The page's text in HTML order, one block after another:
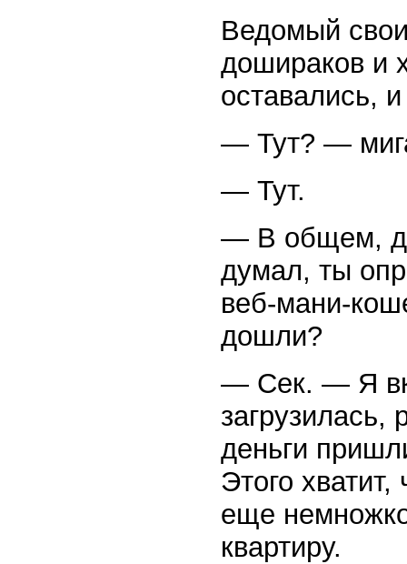
Ведомый
дошираков и
оставались,
— Тут? —
— Тут.
— В общем,
думал, ты
веб-мани-
дошли?
— Сек. — Я
загрузилась,
деньги
Этого
еще
квартиру.